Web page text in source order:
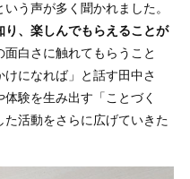
う声が多く聞かれました。
り、楽しんでもらえることが
白さに触れてもらうこと
になれば」と話す田中さ
験を生み出す「ことづく
た活動をさらに広げていきた